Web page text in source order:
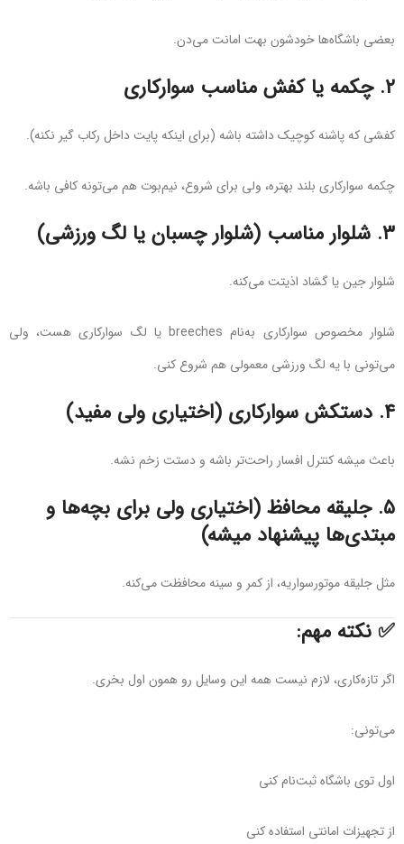
بعضی باشگاه‌ها خودشون بهت امانت می‌دن.
۲. چکمه یا کفش مناسب سوارکاری
کفشی که پاشنه کوچیک داشته باشه (برای اینکه پایت داخل رکاب گیر نکنه).
چکمه سوارکاری بلند بهتره، ولی برای شروع، نیم‌بوت هم می‌تونه کافی باشه.
۳. شلوار مناسب (شلوار چسبان یا لگ ورزشی)
شلوار جین یا گشاد اذیتت می‌کنه.
شلوار مخصوص سوارکاری به‌نام breeches یا لگ سوارکاری هست، ولی
می‌تونی با یه لگ ورزشی معمولی هم شروع کنی.
۴. دستکش سوارکاری (اختیاری ولی مفید)
باعث میشه کنترل افسار راحت‌تر باشه و دستت زخم نشه.
۵. جلیقه محافظ (اختیاری ولی برای بچه‌ها و
مبتدی‌ها پیشنهاد میشه)
مثل جلیقه موتورسواریه، از کمر و سینه محافظت می‌کنه.
✅ نکته مهم:
اگر تازه‌کاری، لازم نیست همه این وسایل رو همون اول بخری.
می‌تونی:
اول توی باشگاه ثبت‌نام کنی
از تجهیزات امانتی استفاده کنی